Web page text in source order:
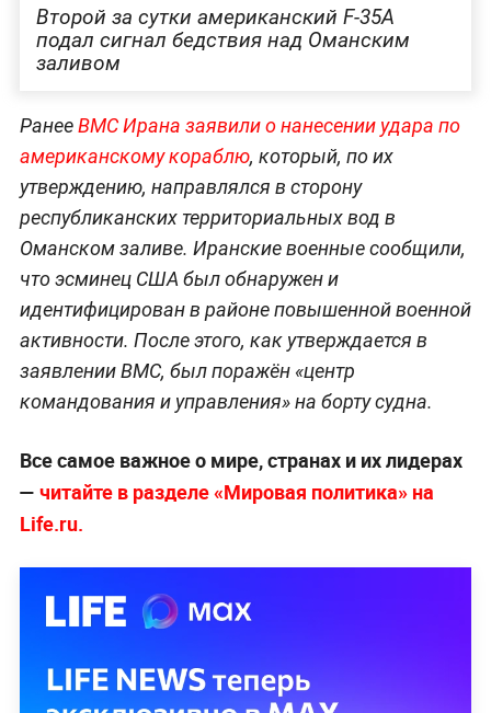
Второй за сутки американский F-35A
подал сигнал бедствия над Оманским
заливом
РанееВМС Ирана заявили о нанесении удара по
американскому кораблю, который, по их
утверждению, направлялся в сторону
республиканских территориальных вод в
Оманском заливе. Иранские военные сообщили,
что эсминец США был обнаружен и
идентифицирован в районе повышенной военной
активности. После этого, как утверждается в
заявлении ВМС, был поражён «центр
командования и управления» на борту судна.
Все самое важное о мире, странах и их лидерах
— читайте в разделе «Мировая политика» на
Life.ru.